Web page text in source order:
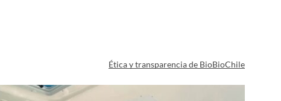
Ética y transparencia de BioBioChile